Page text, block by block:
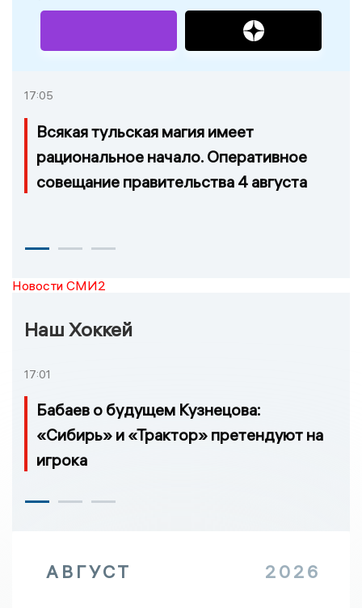
17:05
Всякая тульская магия имеет
рациональное начало. Оперативное
совещание правительства 4 августа
Новости СМИ2
Наш Хоккей
17:01
Бабаев о будущем Кузнецова:
«Сибирь» и «Трактор» претендуют на
игрока
АВГУСТ 2026